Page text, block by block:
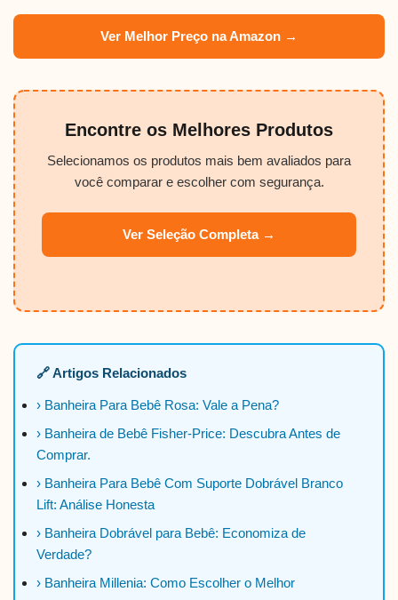
Ver Melhor Preço na Amazon →
Encontre os Melhores Produtos
Selecionamos os produtos mais bem avaliados para
você comparar e escolher com segurança.
Ver Seleção Completa →
🔗 Artigos Relacionados
› Banheira Para Bebê Rosa: Vale a Pena?
› Banheira de Bebê Fisher-Price: Descubra Antes de
Comprar.
› Banheira Para Bebê Com Suporte Dobrável Branco
Lift: Análise Honesta
› Banheira Dobrável para Bebê: Economiza de
Verdade?
› Banheira Millenia: Como Escolher o Melhor